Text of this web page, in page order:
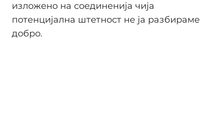
изложено на соединенија чија
потенцијална штетност не ја разбираме
добро.